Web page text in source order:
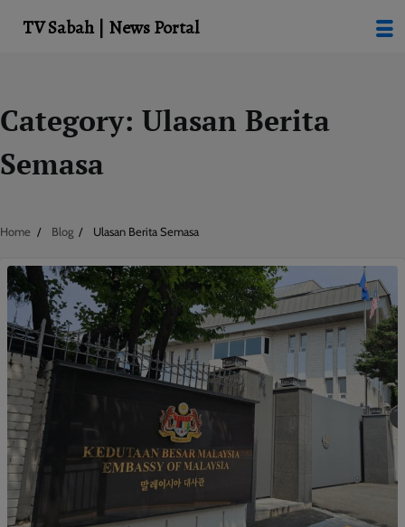
to
content
Category: Ulasan Berita
Semasa
Home Blog Ulasan Berita Semasa
TV Sabah | News Portal